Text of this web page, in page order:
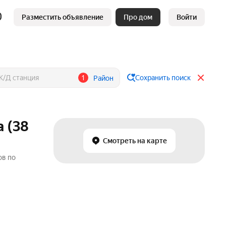
Разместить объявление Про дом Войти
1 Район Сохранить поиск
Смотреть на карте
(38
по